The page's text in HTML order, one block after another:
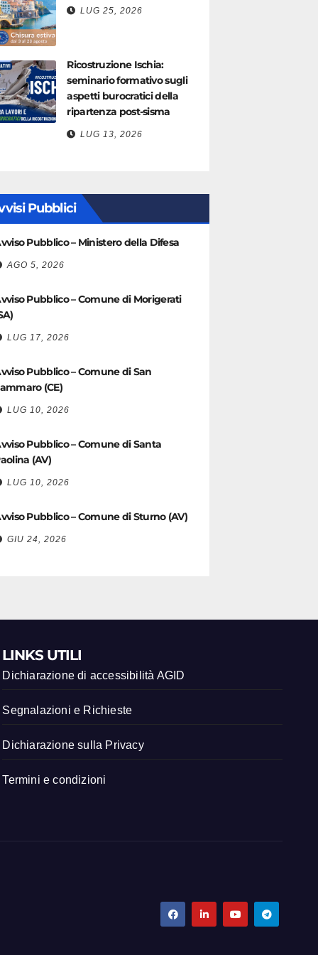
LUG 25, 2026
Ricostruzione Ischia:
seminario formativo sugli
aspetti burocratici della
ripartenza post-sisma
LUG 13, 2026
Pubblici
Pubblico – Ministero della Difesa
AGO 5, 2026
Pubblico – Comune di Morigerati
LUG 17, 2026
Pubblico – Comune di San
(CE)
LUG 10, 2026
Pubblico – Comune di Santa
(AV)
LUG 10, 2026
Pubblico – Comune di Sturno (AV)
GIU 24, 2026
LINKS UTILI
Dichiarazione di accessibilità AGID
Segnalazioni e Richieste
Dichiarazione sulla Privacy
Termini e condizioni